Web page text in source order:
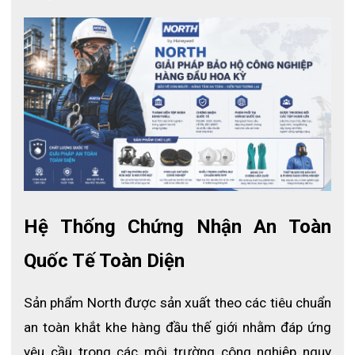
và rủi ro được xác định cho một hoạt động công việc cụ thể.
Tuân thủ quy định của USDA và FDA, 21 CFR, để sử dụng trong
Chất liệu Nitrile
Hệ Thống Chứng Nhận An Toàn
Quốc Tế Toàn Diện
Sản phẩm North được sản xuất theo các tiêu chuẩn
an toàn khắt khe hàng đầu thế giới nhằm đáp ứng
yêu cầu trong các môi trường công nghiệp nguy